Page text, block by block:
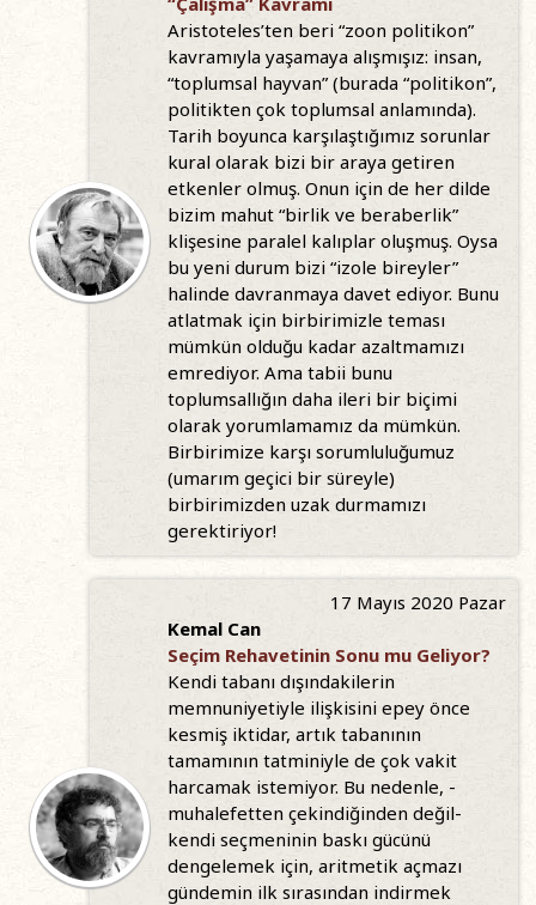
Aristoteles’ten beri “zoon politikon”
kavramıyla yaşamaya alışmışız: insan,
“toplumsal hayvan” (burada “politikon”,
politikten çok toplumsal anlamında).
Tarih boyunca karşılaştığımız sorunlar
kural olarak bizi bir araya getiren
etkenler olmuş. Onun için de her dilde
bizim mahut “birlik ve beraberlik”
klişesine paralel kalıplar oluşmuş. Oysa
bu yeni durum bizi “izole bireyler”
halinde davranmaya davet ediyor. Bunu
atlatmak için birbirimizle teması
mümkün olduğu kadar azaltmamızı
emrediyor. Ama tabii bunu
toplumsallığın daha ileri bir biçimi
olarak yorumlamamız da mümkün.
Birbirimize karşı sorumluluğumuz
(umarım geçici bir süreyle)
birbirimizden uzak durmamızı
gerektiriyor!
17 Mayıs 2020 Pazar
Kemal Can
Seçim Rehavetinin Sonu mu Geliyor?
Kendi tabanı dışındakilerin
memnuniyetiyle ilişkisini epey önce
kesmiş iktidar, artık tabanının
tamamının tatminiyle de çok vakit
harcamak istemiyor. Bu nedenle, -
muhalefetten çekindiğinden değil-
kendi seçmeninin baskı gücünü
dengelemek için, aritmetik açmazı
gündemin ilk sırasından indirmek